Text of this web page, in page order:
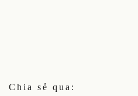
Chia sẻ qua: